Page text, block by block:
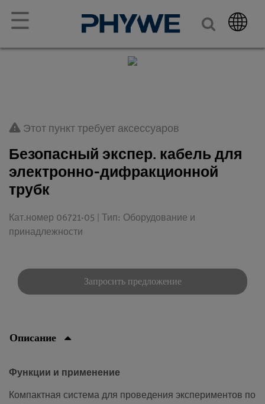
☰
Этот пункт требует аксессуаров
Безопасный экспер. кабель для
электронно-дифракционной
трубк
Кат.номер 06721-05 | Тип: Оборудование и
принадлежности
Запросить предложение
Описание
Функции и применение
Компактная система для проведения экспериментов по